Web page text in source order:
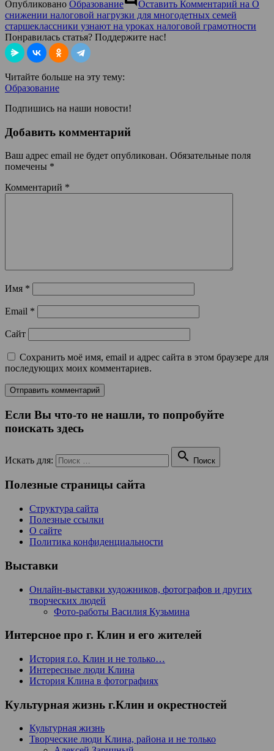
Опубликовано Образование Оставить Комментарий на О
снижении налоговой нагрузки для многодетных семей
старшеклассники узнают на уроках налоговой грамотности
Понравилась статья? Поддержите нас!
Читайте больше на эту тему:
Образование
Подпишись на наши новости!
Добавить комментарий
Ваш адрес email не будет опубликован. Обязательные поля
помечены *
Комментарий *
Имя *
Email *
Сайт
Сохранить моё имя, email и адрес сайта в этом браузере для
последующих моих комментариев.
Если Вы что-то не нашли, то попробуйте
поискать здесь
Искать для:  Поиск
Полезные страницы сайта
Структура сайта
Полезные ссылки
О сайте
Политика конфиденциальности
Выставки
Онлайн-выставки художников, фотографов и других
творческих людей
Фото-работы Василия Кузьмина
Интерсное про г. Клин и его жителей
История г.о. Клин и не только…
Интересные люди Клина
История Клина в фотографиях
Культурная жизнь г.Клин и окрестностей
Культурная жизнь
Творческие люди Клина, района и не только